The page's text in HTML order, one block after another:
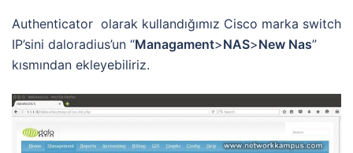
Authenticator olarak kullandığımız Cisco marka switch
IP’sini daloradius’un “Managament>NAS>New Nas”
kısmından ekleyebiliriz.